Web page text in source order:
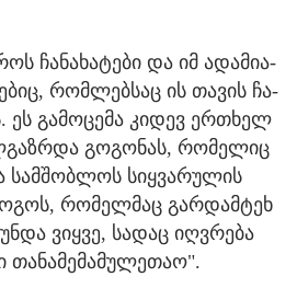
ჩა­ნა­ხა­ტე­ბი და იმ ადა­მი­ა­
რომ­ლებ­საც ის თავის ჩა­
ეს გა­მო­ცე­მა კი­დევ ერთხელ
გო­გო­ნას, რო­მე­ლიც
სამ­შობ­ლოს სიყ­ვა­რუ­ლის
რო­მელ­მაც გარ­დამ­ტეხ
ვიყ­ვე, სა­დაც იღ­ვრე­ბა